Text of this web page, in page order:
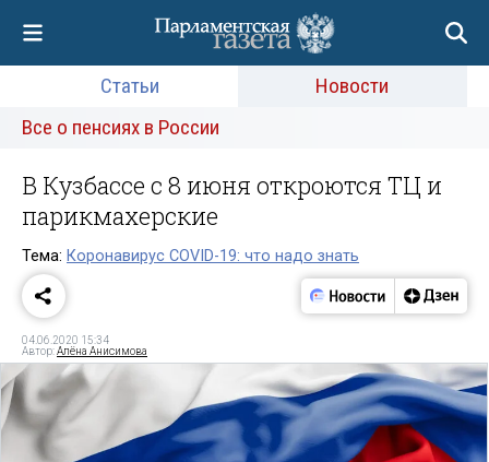
Статьи
Новости
Все о пенсиях в России
В Кузбассе с 8 июня откроются ТЦ и
парикмахерские
Тема: Коронавирус COVID-19: что надо знать
04.06.2020 15:34
Автор:Алёна Анисимова